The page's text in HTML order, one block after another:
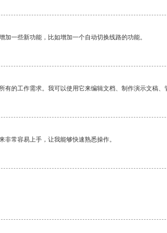
一些新功能，比如增加一个自动切换线路的功能。
的工作需求。我可以使用它来编辑文档、制作演示文稿、
常容易上手，让我能够快速熟悉操作。